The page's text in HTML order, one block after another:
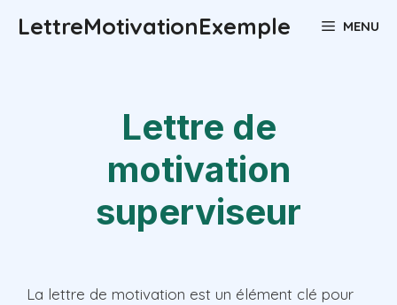
LettreMotivationExemple MENU
Lettre de
motivation
superviseur
La lettre de motivation est un élément clé pour